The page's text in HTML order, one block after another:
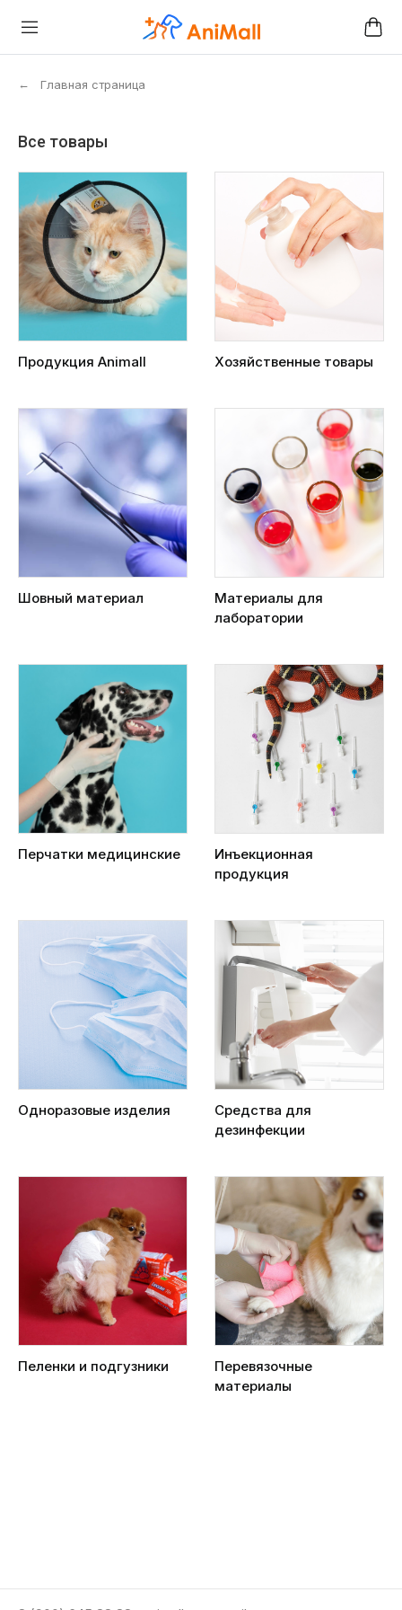
← Главная страница
Все товары
Продукция Animall Хозяйственные товары
Шовный материал
Материалы для
лаборатории
Перчатки медицинские
Инъекционная
продукция
Одноразовые изделия
Средства для
дезинфекции
Пеленки и подгузники
Перевязочные
материалы